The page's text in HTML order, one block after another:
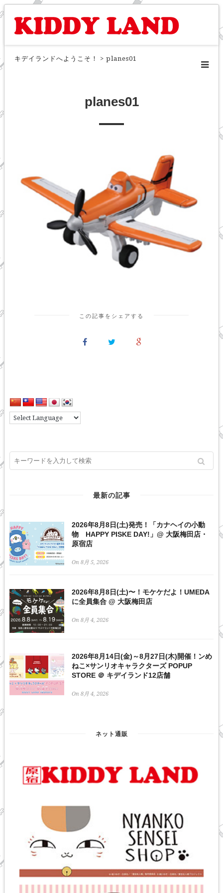
キデイランドへようこそ！ > planes01
planes01
この記事をシェアする
最新の記事
2026年8月8日(土)発売！「カナヘイの小動
物 HAPPY PISKE DAY!」@ 大阪梅田店・
原宿店
On 8月 5, 2026
2026年8月8日(土)〜！モケケだよ！UMEDA
に全員集合 @ 大阪梅田店
On 8月 4, 2026
2026年8月14日(金)～8月27日(木)開催！ンめ
ねこ×サンリオキャラクターズ POPUP
STORE ＠ キデイランド12店舗
On 8月 4, 2026
ネット通販